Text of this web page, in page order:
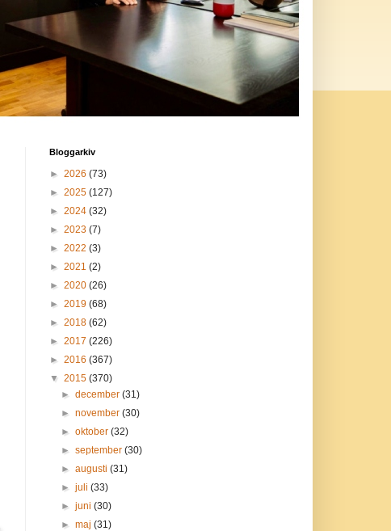
Bloggarkiv
► 2026 (73)
► 2025 (127)
► 2024 (32)
► 2023 (7)
► 2022 (3)
► 2021 (2)
► 2020 (26)
► 2019 (68)
► 2018 (62)
► 2017 (226)
► 2016 (367)
▼ 2015 (370)
► december (31)
► november (30)
► oktober (32)
► september (30)
► augusti (31)
► juli (33)
► juni (30)
► maj (31)